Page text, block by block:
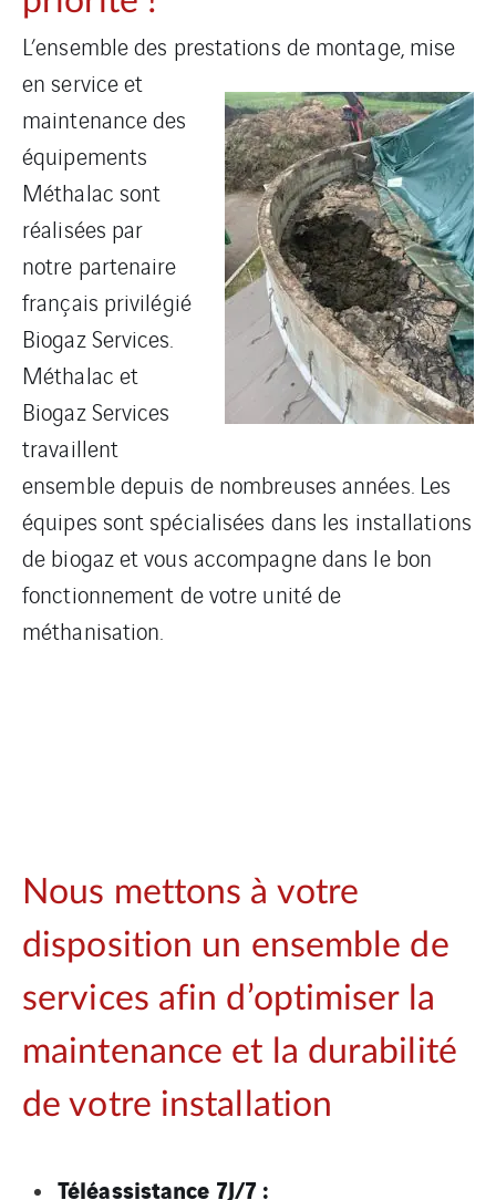
L’ensemble des prestations de montage, mise
en service et
maintenance des
équipements
Méthalac sont
réalisées par
notre partenaire
français privilégié
Biogaz Services.
Méthalac et
Biogaz Services
travaillent
ensemble depuis de nombreuses années. Les
équipes sont spécialisées dans les installations
de biogaz et vous accompagne dans le bon
fonctionnement de votre unité de
méthanisation.
Nous mettons à votre
disposition un ensemble de
services afin d’optimiser la
maintenance et la durabilité
de votre installation
Téléassistance 7J/7 :